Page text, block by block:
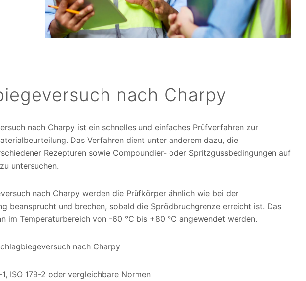
nach Charpy
nach Charpy ist ein schnelles und einfaches Prüfverfahren zur
Das Verfahren dient unter anderem dazu, die
Rezepturen sowie Compoundier- oder Spritzgussbedingungen auf
untersuchen.
nach Charpy werden die Prüfkörper ähnlich wie bei der
beansprucht und brechen, sobald die Sprödbruchgrenze erreicht ist. Das
im Temperaturbereich von -60 °C bis +80 °C angewendet werden.
nach Charpy
1, ISO 179-2 oder vergleichbare Normen